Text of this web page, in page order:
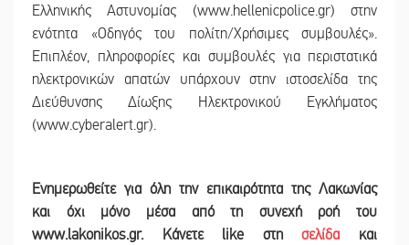
Ελληνικής Αστυνομίας (www.hellenicpolice.gr) στην
ενότητα «Οδηγός του πολίτη/Χρήσιμες συμβουλές».
Επιπλέον, πληροφορίες και συμβουλές για περιστατικά
ηλεκτρονικών απατών υπάρχουν στην ιστοσελίδα της
Διεύθυνσης Δίωξης Ηλεκτρονικού Εγκλήματος
(www.cyberalert.gr).
Ενημερωθείτε για όλη την επικαιρότητα της Λακωνίας
και όχι μόνο μέσα από τη συνεχή ροή του
www.lakonikos.gr. Κάνετε like στησελίδα και